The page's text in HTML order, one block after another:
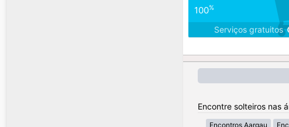
100%
Serviços gratuitos
Encontre solteiros nas
Encontros Aargau